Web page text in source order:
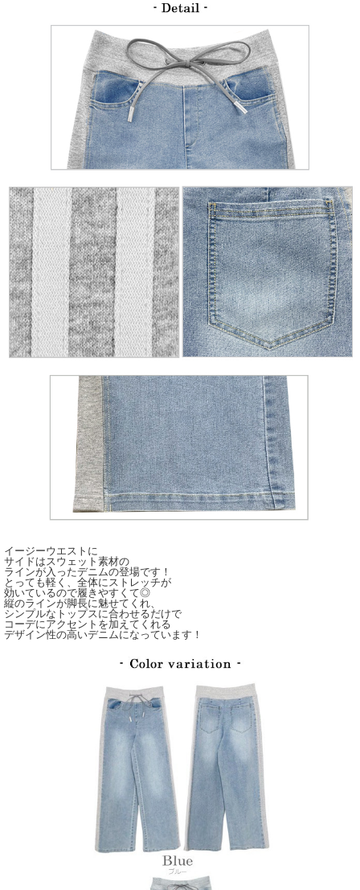
イージーウエストに
サイドはスウェット素材の
ラインが入ったデニムの登場です！
とっても軽く、全体にストレッチが
効いているので履きやすくて◎
縦のラインが脚長に魅せてくれ、
シンプルなトップスに合わせるだけで
コーデにアクセントを加えてくれる
デザイン性の高いデニムになっています！